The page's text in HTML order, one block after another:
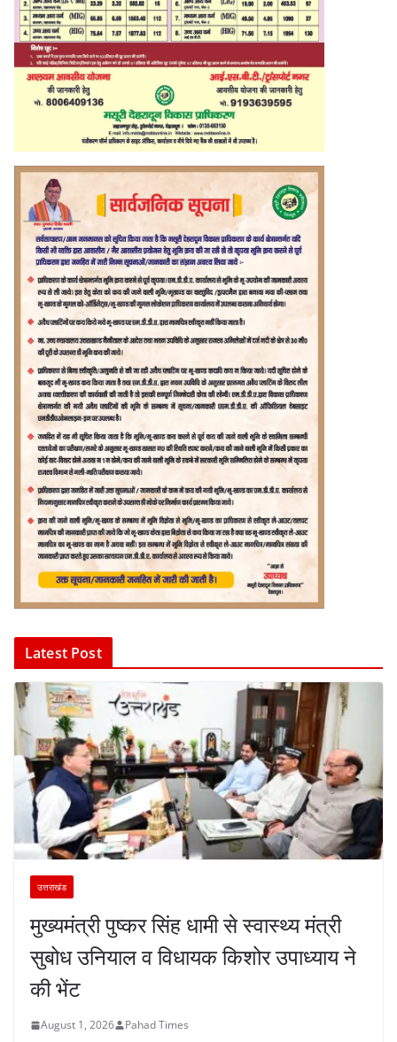
Latest Post
उत्तराखंड
मुख्यमंत्री पुष्कर सिंह धामी से स्वास्थ्य मंत्री
सुबोध उनियाल व विधायक किशोर उपाध्याय ने
की भेंट
August 1, 2026 Pahad Times